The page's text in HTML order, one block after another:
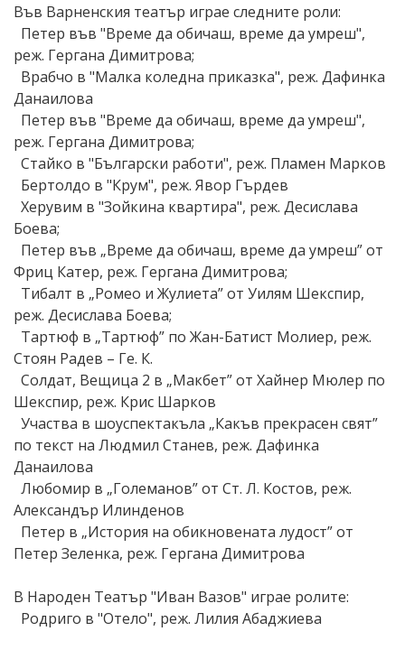
Във Варненския театър играе следните роли:
Петер във "Време да обичаш, време да умреш",
реж. Гергана Димитрова;
Врабчо в "Малка коледна приказка", реж. Дафинка
Данаилова
Петер във "Време да обичаш, време да умреш",
реж. Гергана Димитрова;
Стайко в "Български работи", реж. Пламен Марков
Бертолдо в "Крум", реж. Явор Гърдев
Херувим в "Зойкина квартира", реж. Десислава
Боева;
Петер във „Време да обичаш, време да умреш” от
Фриц Катер, реж. Гергана Димитрова;
Тибалт в „Ромео и Жулиета” от Уилям Шекспир,
реж. Десислава Боева;
Тартюф в „Тартюф” по Жан-Батист Молиер, реж.
Стоян Радев – Ге. К.
Солдат, Вещица 2 в „Макбет” от Хайнер Мюлер по
Шекспир, реж. Крис Шарков
Участва в шоуспектакъла „Какъв прекрасен свят”
по текст на Людмил Станев, реж. Дафинка
Данаилова
Любомир в „Големанов” от Ст. Л. Костов, реж.
Александър Илинденов
Петер в „История на обикновената лудост” от
Петер Зеленка, реж. Гергана Димитрова
В Народен Театър "Иван Вазов" играе ролите:
Родриго в "Отело", реж. Лилия Абаджиева